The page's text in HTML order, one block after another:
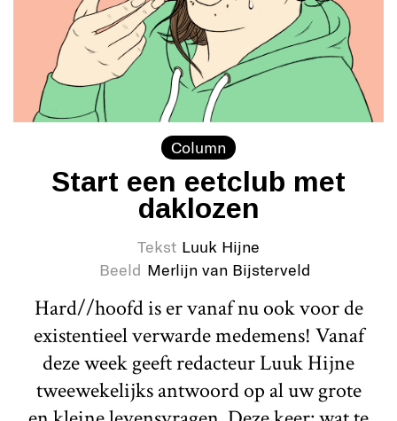
Column
Start een eetclub met
daklozen
Tekst Luuk Hijne
Beeld Merlijn van Bijsterveld
Hard//hoofd is er vanaf nu ook voor de
existentieel verwarde medemens! Vanaf
deze week geeft redacteur Luuk Hijne
tweewekelijks antwoord op al uw grote